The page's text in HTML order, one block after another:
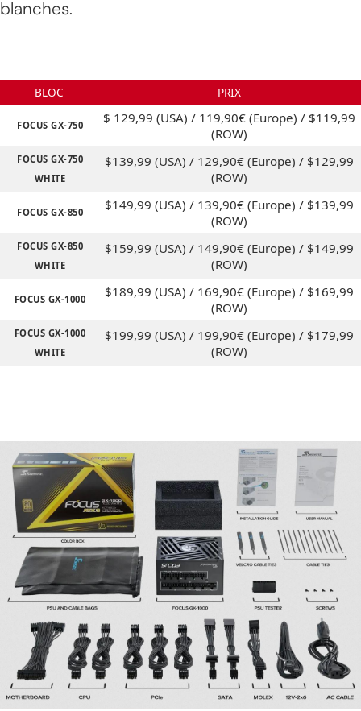
blanches.
BLOC PRIX
FOCUS GX-750
$ 129,99 (USA) / 119,90€ (Europe) / $119,99
(ROW)
FOCUS GX-750
WHITE
$139,99 (USA) / 129,90€ (Europe) / $129,99
(ROW)
FOCUS GX-850
$149,99 (USA) / 139,90€ (Europe) / $139,99
(ROW)
FOCUS GX-850
WHITE
$159,99 (USA) / 149,90€ (Europe) / $149,99
(ROW)
FOCUS GX-1000
$189,99 (USA) / 169,90€ (Europe) / $169,99
(ROW)
FOCUS GX-1000
WHITE
$199,99 (USA) / 199,90€ (Europe) / $179,99
(ROW)